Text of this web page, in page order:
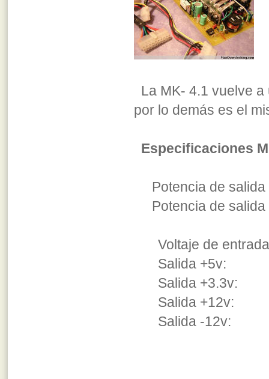
La MK- 4.1 vuelve
por lo demás es el
Especificaciones
Potencia de
Potencia de
Voltaje de
Salida +5v:
Salida +3.3v:
Salida